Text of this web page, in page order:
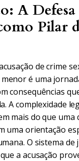
A Defesa
Pilar
de crime
é uma
consequências
A complexidade
mais do que uma
uma orientação
O sistema de
a acusação